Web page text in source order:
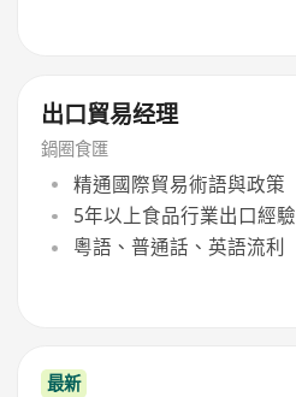
出口貿易经理
鍋圈食匯
精通國際貿易術語與政策
5年以上食品行業出口經驗
粵語、普通話、英語流利
最新